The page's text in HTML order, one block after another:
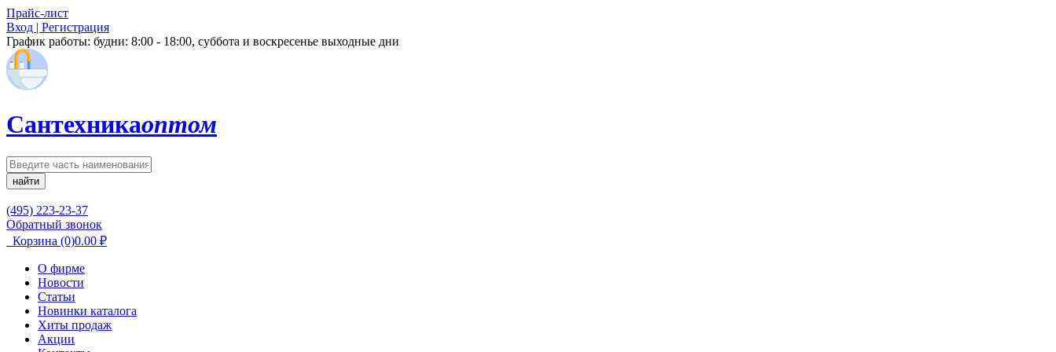
Прайс-лист
Вход | Регистрация
График работы: будни: 8:00 - 18:00, суббота и воскресенье выходные дни
Сантехникаоптом
найти
(495) 223-23-37
Обратный звонок
Корзина (0)0.00 ₽
О фирме
Новости
Статьи
Новинки каталога
Хиты продаж
Акции